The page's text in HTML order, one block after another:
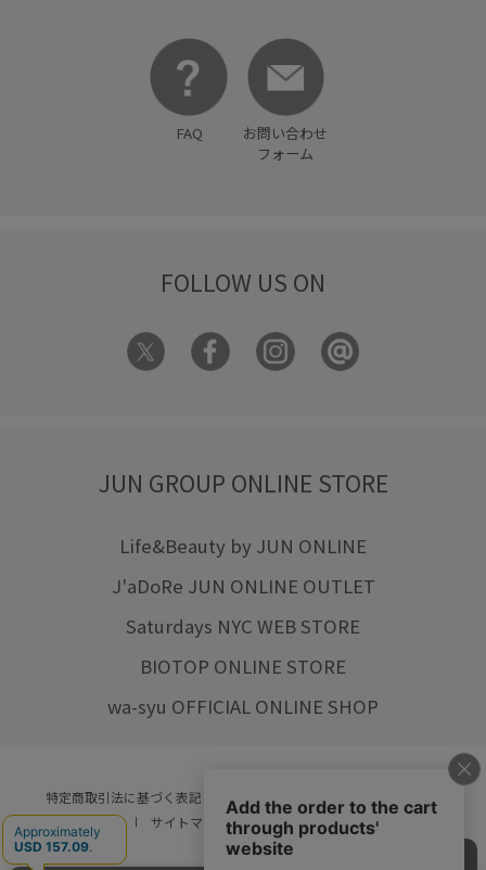
FAQ
お問い合わせ
フォーム
FOLLOW US ON
JUN GROUP ONLINE STORE
Life&Beauty by JUN ONLINE
J'aDoRe JUN ONLINE OUTLET
Saturdays NYC WEB STORE
BIOTOP ONLINE STORE
wa-syu OFFICIAL ONLINE SHOP
特定商取引法に基づく表記 プライバシーポリシー
ご利用規約
サイトマップ リクルート ご利用ガイド